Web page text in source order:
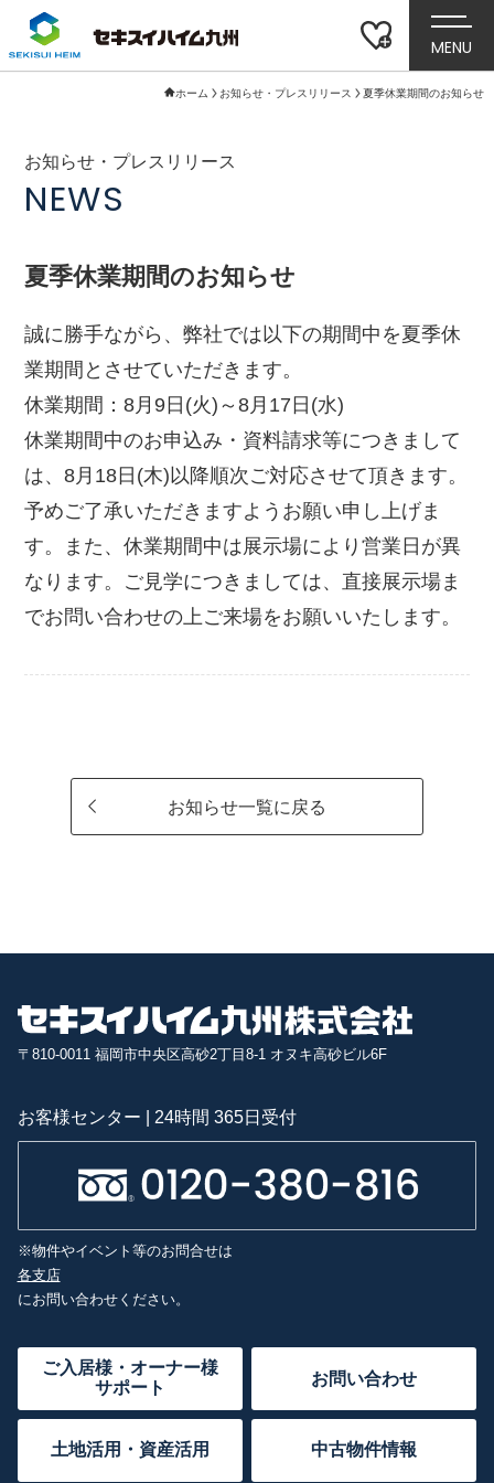
MENU
ホーム お知らせ・プレスリリース 夏季休業期間のお知らせ
お知らせ・プレスリリース
NEWS
夏季休業期間のお知らせ
誠に勝手ながら、弊社では以下の期間中を夏季休
業期間とさせていただきます。
休業期間：8月9日(火)～8月17日(水)
休業期間中のお申込み・資料請求等につきまして
は、8月18日(木)以降順次ご対応させて頂きます。
予めご了承いただきますようお願い申し上げま
す。また、休業期間中は展示場により営業日が異
なります。ご見学につきましては、直接展示場ま
でお問い合わせの上ご来場をお願いいたします。
お知らせ一覧に戻る
〒810-0011 福岡市中央区高砂2丁目8-1 オヌキ高砂ビル6F
お客様センター | 24時間 365日受付
※物件やイベント等のお問合せは
各支店
にお問い合わせください。
ご入居様・オーナー様
サポート
お問い合わせ
土地活用・資産活用 中古物件情報